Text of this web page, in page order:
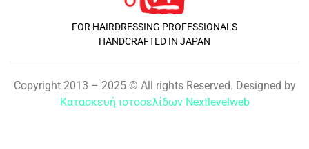
FOR HAIRDRESSING PROFESSIONALS
HANDCRAFTED IN JAPAN
Copyright 2013 – 2025 © All rights Reserved. Designed by
Κατασκευή ιστοσελίδων Nextlevelweb